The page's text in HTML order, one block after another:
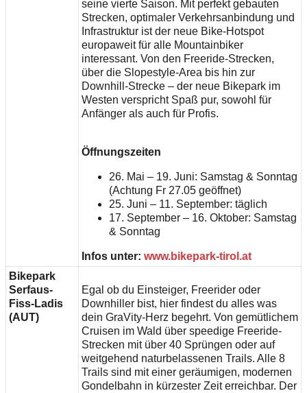
seine vierte Saison. Mit perfekt gebauten
Strecken, optimaler Verkehrsanbindung und
Infrastruktur ist der neue Bike-Hotspot
europaweit für alle Mountainbiker
interessant. Von den Freeride-Strecken,
über die Slopestyle-Area bis hin zur
Downhill-Strecke – der neue Bikepark im
Westen verspricht Spaß pur, sowohl für
Anfänger als auch für Profis.
Öffnungszeiten
26. Mai – 19. Juni: Samstag & Sonntag
(Achtung Fr 27.05 geöffnet)
25. Juni – 11. September: täglich
17. September – 16. Oktober: Samstag
& Sonntag
Infos unter: www.bikepark-tirol.at
Bikepark
Serfaus-
Fiss-Ladis
(AUT)
Egal ob du Einsteiger, Freerider oder
Downhiller bist, hier findest du alles was
dein GraVity-Herz begehrt. Von gemütlichem
Cruisen im Wald über speedige Freeride-
Strecken mit über 40 Sprüngen oder auf
weitgehend naturbelassenen Trails. Alle 8
Trails sind mit einer geräumigen, modernen
Gondelbahn in kürzester Zeit erreichbar. Der